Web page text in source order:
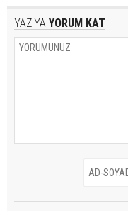
YAZIYA YORUM KAT